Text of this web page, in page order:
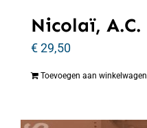
Nicolaï, A.C.
€29,50
Toevoegen aan winkelwagen